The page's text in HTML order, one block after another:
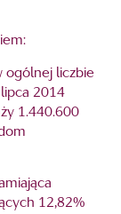
ogólnej liczbie
2014
1.440.600
12,82%